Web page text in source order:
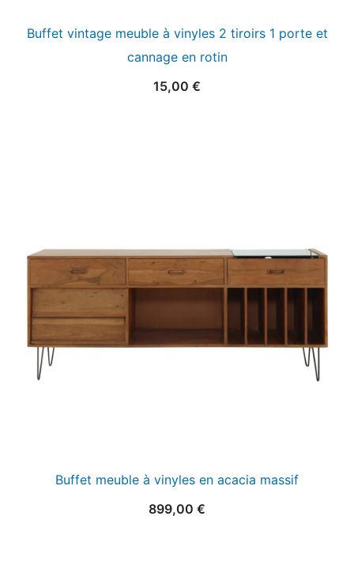
Buffet vintage meuble à vinyles 2 tiroirs 1 porte et
cannage en rotin
15,00 €
Buffet meuble à vinyles en acacia massif
899,00 €